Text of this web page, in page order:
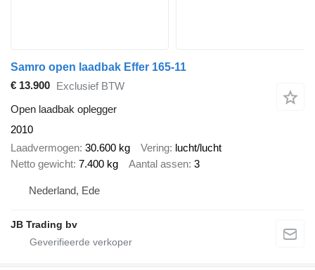
Samro open laadbak Effer 165-11
€ 13.900 Exclusief BTW
Open laadbak oplegger
2010
Laadvermogen 30.600 kg Vering lucht/lucht
Netto gewicht 7.400 kg Aantal assen 3
Nederland, Ede
JB Trading bv